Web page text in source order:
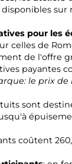
sur
pour les
celles de
de l'offre
payantes
le prix
sont
coûtent